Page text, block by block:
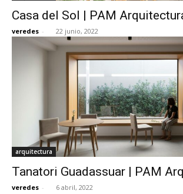
Casa del Sol | PAM
veredes - 22 junio, 2022
arquitectura
Tanatori Guadassuar | PAM
veredes - 6 abril, 2022